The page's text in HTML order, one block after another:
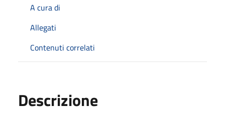
A cura di
Allegati
Contenuti correlati
Descrizione